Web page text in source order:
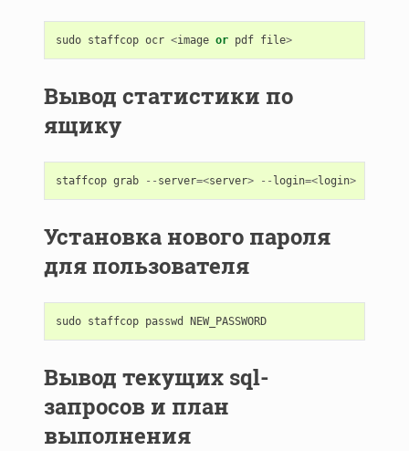
sudo staffcop ocr <image or pdf file>
Вывод статистики по
ящику
staffcop grab -- server=<server> -- login=<login>
Установка нового пароля
для пользователя
sudo staffcop passwd NEW_PASSWORD
Вывод текущих sql-
запросов и план
выполнения